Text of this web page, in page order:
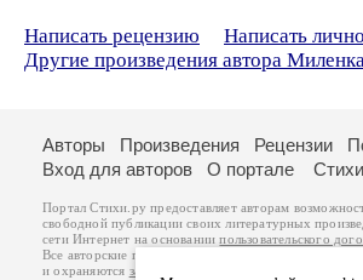
Написать рецензию
Написать
Другие произведения автора
Авторы Произведения Рецензии
Вход для авторов
О портале
Портал Стихи.ру предоставляет авторам
свободной публикации своих литературных
сети Интернет на основаниипользовательского
Все авторские права на произведения принадлежат
и охраняются законом . Перепечатка произведений